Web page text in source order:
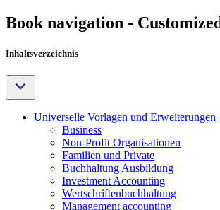
Book navigation -
Inhaltsverzeichnis
Universelle Vorlagen und Erweiterungen
Business
Non-Profit Organisationen
Familien und Private
Buchhaltung Ausbildung
Investment Accounting
Wertschriftenbuchhaltung
Management accounting